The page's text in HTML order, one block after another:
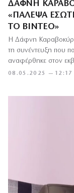
ΔΆΦΝΗ
«ΠΆΛΕΨΑ
ΤΟ ΒΊΝΤΕΟ»
08.05.2025 — 12:17
Η Δάφνη Καραβοκύρη
τη συνέντευξη που
αναφέρθηκε στον